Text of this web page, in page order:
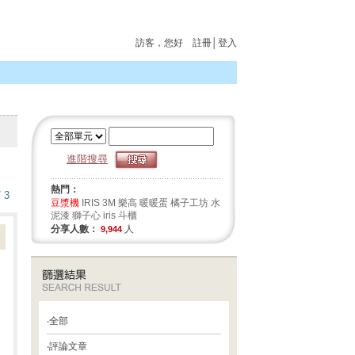
訪客 ，您好 註冊 登入
進階搜尋
熱門：
豆漿機 IRIS 3M 樂高 暖暖蛋 橘子工坊 水
泥漆 獅子心 iris 斗櫃
分享人數： 9,944 人
‧全部
‧評論文章
3